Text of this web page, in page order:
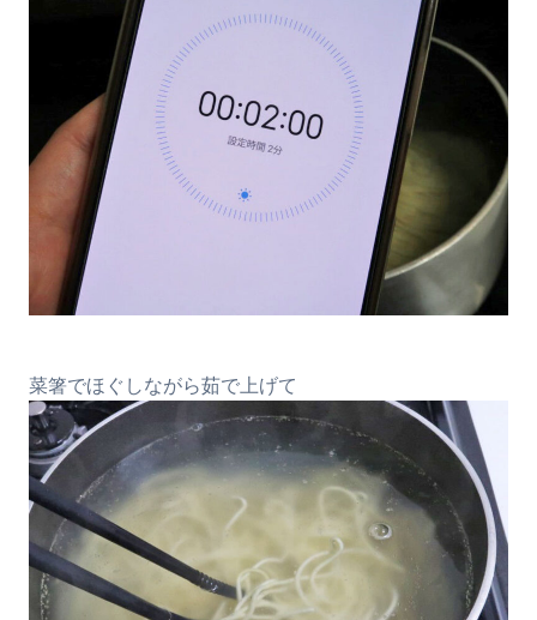
菜箸でほぐしながら茹で上げて